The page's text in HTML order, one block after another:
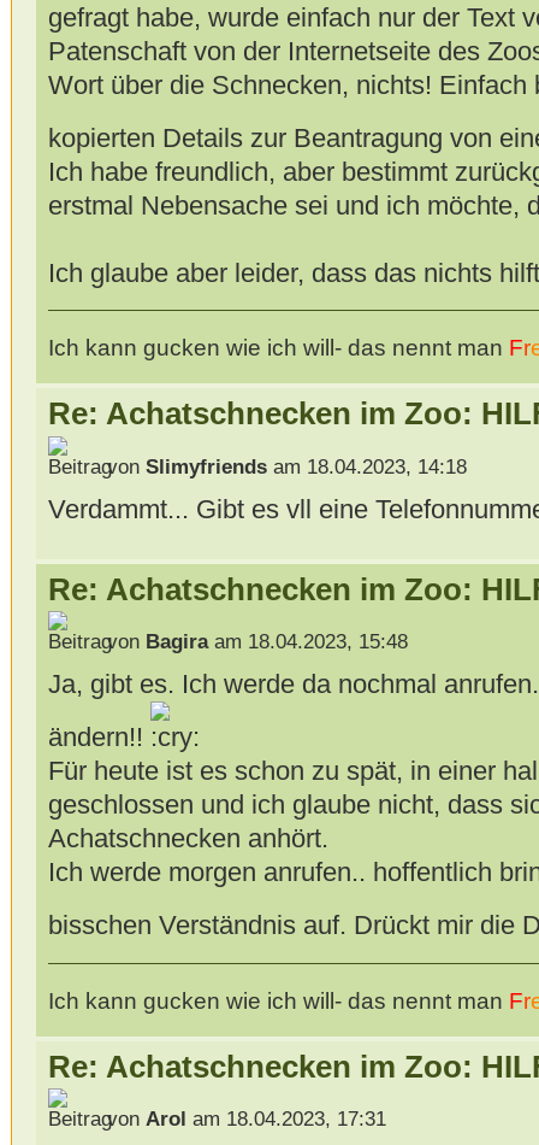
gefragt habe, wurde einfach nur der Text
Patenschaft von der Internetseite des
Wort über die Schnecken, nichts!
kopierten Details zur Beantragung von
Ich habe freundlich, aber bestimmt
erstmal Nebensache sei und ich möchte,
Ich glaube aber leider, dass das nichts
Ich kann gucken wie ich will- das nennt man Fr
Re: Achatschnecken im Zoo:
von Slimyfriendsam 18.04.2023, 14:18
Verdammt... Gibt es vll eine
Re: Achatschnecken im Zoo:
von Bagiraam 18.04.2023, 15:48
Ja, gibt es. Ich werde da nochmal
ändern!!
Für heute ist es schon zu spät, in einer
geschlossen und ich glaube nicht, dass
Achatschnecken anhört.
Ich werde morgen anrufen.. hoffentlich
bisschen Verständnis auf. Drückt mir die
Ich kann gucken wie ich will- das nennt man Fr
Re: Achatschnecken im Zoo:
von Arol am 18.04.2023, 17:31